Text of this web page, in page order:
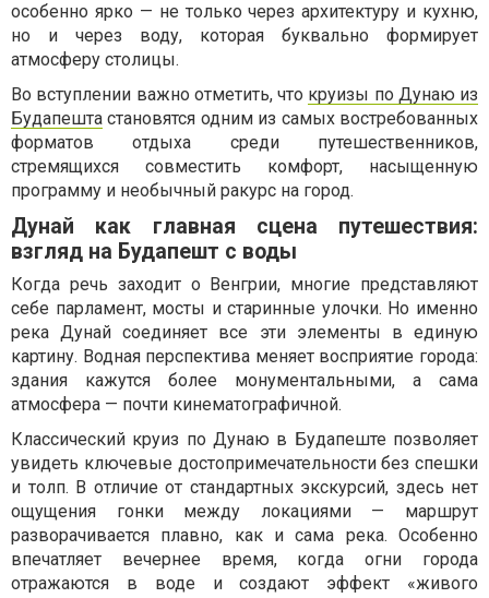
особенно ярко — не только через архитектуру и кухню,
но и через воду, которая буквально формирует
атмосферу столицы.
Во вступлении важно отметить, что круизы по Дунаю из
Будапешта становятся одним из самых востребованных
форматов отдыха среди путешественников,
стремящихся совместить комфорт, насыщенную
программу и необычный ракурс на город.
Дунай как главная сцена путешествия:
взгляд на Будапешт с воды
Когда речь заходит о Венгрии, многие представляют
себе парламент, мосты и старинные улочки. Но именно
река Дунай соединяет все эти элементы в единую
картину. Водная перспектива меняет восприятие города:
здания кажутся более монументальными, а сама
атмосфера — почти кинематографичной.
Классический круиз по Дунаю в Будапеште позволяет
увидеть ключевые достопримечательности без спешки
и толп. В отличие от стандартных экскурсий, здесь нет
ощущения гонки между локациями — маршрут
разворачивается плавно, как и сама река. Особенно
впечатляет вечернее время, когда огни города
отражаются в воде и создают эффект «живого